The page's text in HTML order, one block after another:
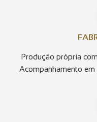
Produção própria
Acompanhamento